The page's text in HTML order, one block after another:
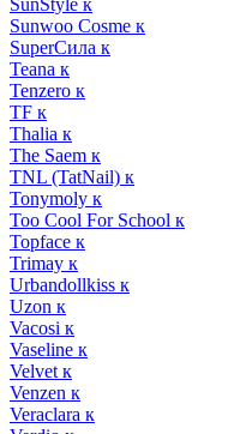
SunStyle к
Sunwoo Cosme к
SuperСила к
Teana к
Tenzero к
TF к
Thalia к
The Saem к
TNL (TatNail) к
Tonymoly к
Too Cool For School к
Topface к
Trimay к
Urbandollkiss к
Uzon к
Vacosi к
Vaseline к
Velvet к
Venzen к
Veraclara к